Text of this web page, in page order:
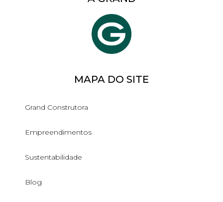
MAPA DO SITE
Grand Construtora
Empreendimentos
Sustentabilidade
Blog